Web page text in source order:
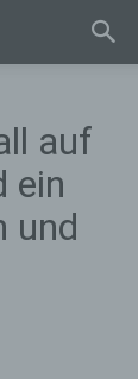
auf
ein
und